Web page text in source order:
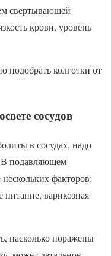
свертывающей
крови, уровень
колготки от
сосудов
в сосудах, надо
В подавляющем
факторов:
варикозная
насколько поражены